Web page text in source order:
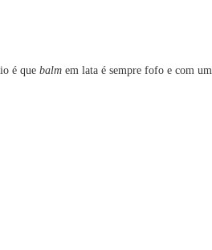
é que balm em lata é sempre fofo e com